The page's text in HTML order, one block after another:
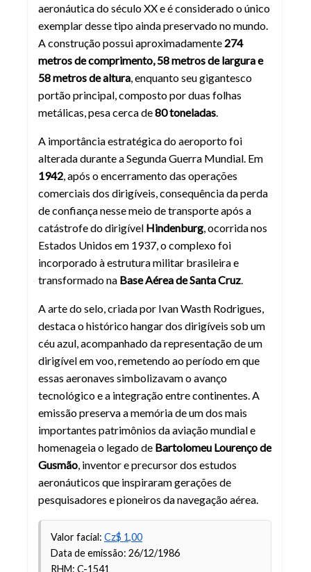
aeronáutica do século XX e é considerado o único
exemplar desse tipo ainda preservado no mundo.
A construção possui aproximadamente 274
metros de comprimento, 58 metros de largura e
58 metros de altura, enquanto seu gigantesco
portão principal, composto por duas folhas
metálicas, pesa cerca de80 toneladas.
A importância estratégica do aeroporto foi
alterada durante a Segunda Guerra Mundial. Em
1942, após o encerramento das operações
comerciais dos dirigíveis, consequência da perda
de confiança nesse meio de transporte após a
catástrofe do dirigível Hindenburg, ocorrida nos
Estados Unidos em 1937, o complexo foi
incorporado à estrutura militar brasileira e
transformado na Base Aérea de Santa Cruz.
A arte do selo, criada por Ivan Wasth Rodrigues,
destaca o histórico hangar dos dirigíveis sob um
céu azul, acompanhado da representação de um
dirigível em voo, remetendo ao período em que
essas aeronaves simbolizavam o avanço
tecnológico e a integração entre continentes. A
emissão preserva a memória de um dos mais
importantes patrimônios da aviação mundial e
homenageia o legado de Bartolomeu Lourenço de
Gusmão, inventor e precursor dos estudos
aeronáuticos que inspiraram gerações de
pesquisadores e pioneiros da navegação aérea.
Valor facial: Cz$ 1,00
Data de emissão: 26/12/1986
RHM: C-1541